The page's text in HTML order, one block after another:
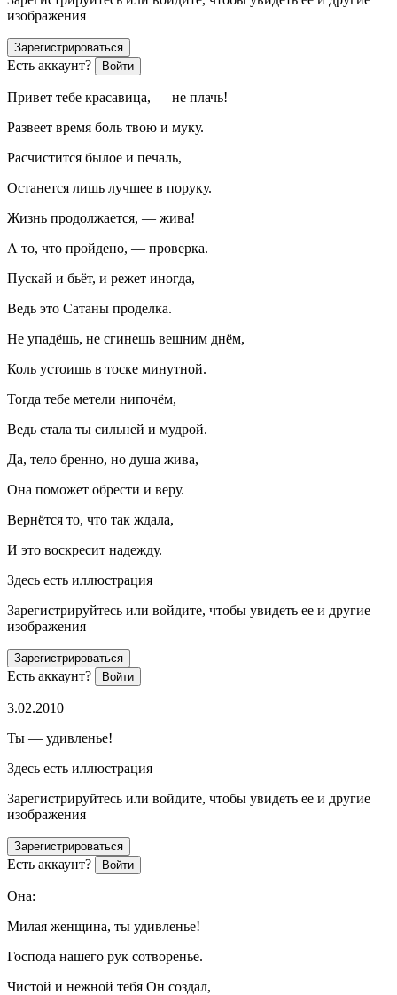
изображения
Зарегистрироваться
Есть аккаунт? Войти
Привет тебе красавица, — не плачь!
Развеет время боль твою и муку.
Расчистится былое и печаль,
Останется лишь лучшее в поруку.
Жизнь продолжается, — жива!
А то, что пройдено, — проверка.
Пускай и бьёт, и режет иногда,
Ведь это Сатаны проделка.
Не упадёшь, не сгинешь вешним днём,
Коль устоишь в тоске минутной.
Тогда тебе метели нипочём,
Ведь стала ты сильней и мудрой.
Да, тело бренно, но душа жива,
Она поможет обрести и веру.
Вернётся то, что так ждала,
И это воскресит надежду.
Здесь есть иллюстрация
Зарегистрируйтесь или войдите, чтобы увидеть ее и другие
изображения
Зарегистрироваться
Есть аккаунт? Войти
3.02.2010
Ты — удивленье!
Здесь есть иллюстрация
Зарегистрируйтесь или войдите, чтобы увидеть ее и другие
изображения
Зарегистрироваться
Есть аккаунт? Войти
Она:
Милая женщина, ты удивленье!
Господа нашего рук сотворенье.
Чистой и нежной тебя Он создал,